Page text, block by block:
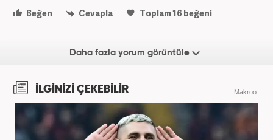
Beğen
Cevapla Toplam16 beğeni
Daha fazla yorum görüntüle
İLGİNİZİ ÇEKEBİLİR Makroo